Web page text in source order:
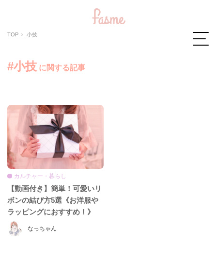
TOP 小技
#小技 に関する記事
なっちゃん
カルチャー・暮らし
【動画付き】簡単！可愛いリ
ボンの結び方5選《お洋服や
ラッピングにおすすめ！》